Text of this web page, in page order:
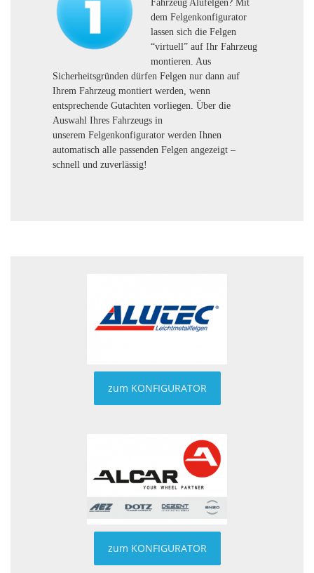
Fahrzeug Alufelgen? Mit
dem Felgenkonfigurator
lassen sich die Felgen
“virtuell” auf Ihr Fahrzeug
montieren. Aus
Sicherheitsgründen dürfen Felgen nur dann auf
Ihrem Fahrzeug montiert werden, wenn
entsprechende Gutachten vorliegen. Über die
Auswahl Ihres Fahrzeugs in
unserem Felgenkonfigurator werden Ihnen
automatisch alle passenden Felgen angezeigt –
schnell und zuverlässig!
zum KONFIGURATOR
zum KONFIGURATOR